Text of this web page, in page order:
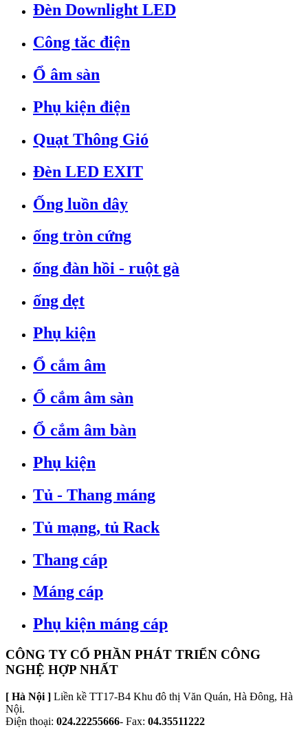
Đèn Downlight LED
Công tăc điện
Ổ âm sàn
Phụ kiện điện
Quạt Thông Gió
Đèn LED EXIT
Ống luồn dây
ống tròn cứng
ống đàn hồi - ruột gà
ống dẹt
Phụ kiện
Ổ cắm âm
Ổ cắm âm sàn
Ổ cắm âm bàn
Phụ kiện
Tủ - Thang máng
Tủ mạng, tủ Rack
Thang cáp
Máng cáp
Phụ kiện máng cáp
CÔNG TY CỔ PHẦN PHÁT TRIỂN CÔNG
NGHỆ HỢP NHẤT
[ Hà Nội ] Liền kề TT17-B4 Khu đô thị Văn Quán, Hà Đông, Hà
Nội.
Điện thoại: 024.22255666- Fax: 04.35511222